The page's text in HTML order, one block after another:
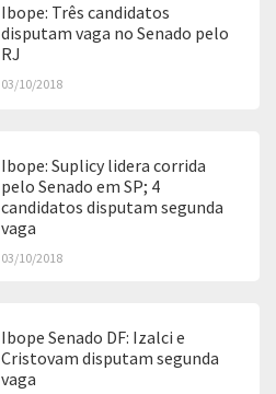
Ibope: Três candidatos
disputam vaga no Senado pelo
RJ
03/10/2018
Ibope: Suplicy lidera corrida
pelo Senado em SP; 4
candidatos disputam segunda
vaga
03/10/2018
Ibope Senado DF: Izalci e
Cristovam disputam segunda
vaga